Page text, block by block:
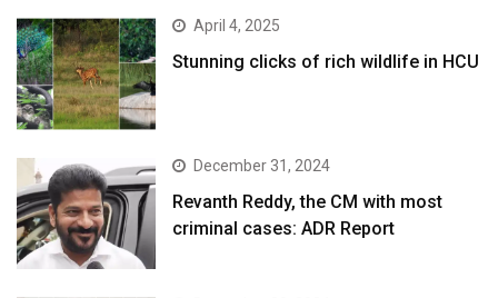
April 4, 2025
Stunning clicks of rich wildlife in HCU
December 31, 2024
Revanth Reddy, the CM with most
criminal cases: ADR Report